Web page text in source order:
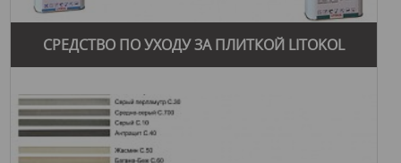
СРЕДСТВО ПО УХОДУ ЗА ПЛИТКОЙ LITOKOL